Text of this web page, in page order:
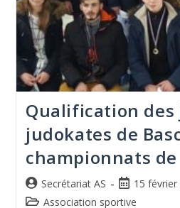
Qualification des
judokates de
championnats de
Secrétariat AS
15 février
Association sportive